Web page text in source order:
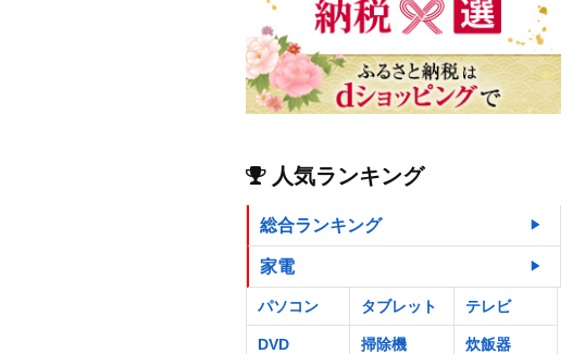
人気ランキング
総合ランキング
家電
パソコン タブレット テレビ
DVD 掃除機 炊飯器